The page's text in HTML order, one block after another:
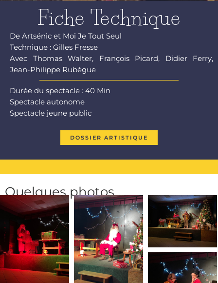
Fiche Technique
De Artsénic et Moi Je Tout Seul
Technique : Gilles Fresse
Avec Thomas Walter, François Picard, Didier Ferry,
Jean-Philippe Rubègue
Durée du spectacle : 40 Min
Spectacle autonome
Spectacle jeune public
DOSSIER ARTISTIQUE
Quelques photos